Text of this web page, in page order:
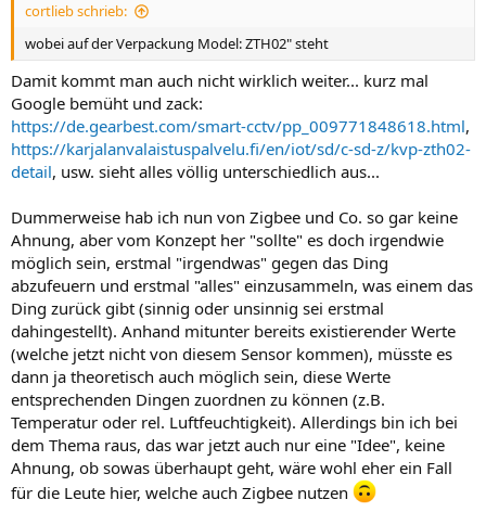
cortlieb schrieb:
wobei auf der Verpackung Model: ZTH02" steht
Damit kommt man auch nicht wirklich weiter... kurz mal
Google bemüht und zack:
https://de.gearbest.com/smart-cctv/pp_009771848618.html,
https://karjalanvalaistuspalvelu.fi/en/iot/sd/c-sd-z/kvp-zth02-
detail, usw. sieht alles völlig unterschiedlich aus...
Dummerweise hab ich nun von Zigbee und Co. so gar keine
Ahnung, aber vom Konzept her "sollte" es doch irgendwie
möglich sein, erstmal "irgendwas" gegen das Ding
abzufeuern und erstmal "alles" einzusammeln, was einem das
Ding zurück gibt (sinnig oder unsinnig sei erstmal
dahingestellt). Anhand mitunter bereits existierender Werte
(welche jetzt nicht von diesem Sensor kommen), müsste es
dann ja theoretisch auch möglich sein, diese Werte
entsprechenden Dingen zuordnen zu können (z.B.
Temperatur oder rel. Luftfeuchtigkeit). Allerdings bin ich bei
dem Thema raus, das war jetzt auch nur eine "Idee", keine
Ahnung, ob sowas überhaupt geht, wäre wohl eher ein Fall
für die Leute hier, welche auch Zigbee nutzen